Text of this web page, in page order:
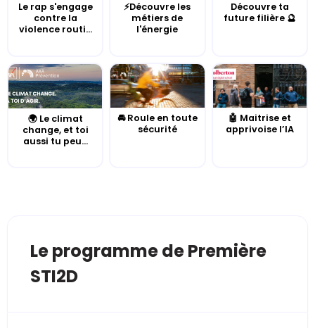
Le rap s'engage
contre la
violence routi...
⚡Découvre les
métiers de
l'énergie
Découvre ta
future filière 🔮
🌍 Le climat
change, et toi
aussi tu peu...
🚘 Roule en toute
sécurité
🤖 Maitrise et
apprivoise l’IA
Le programme de Première
STI2D